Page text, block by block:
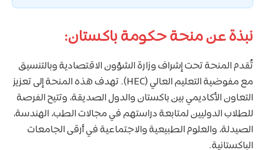
نبذة عن منحة حكومة باكستان:
تُقدم المنحة تحت إشراف وزارة الشؤون الاقتصادية وبالتنسيق
مع مفوضية التعليم العالي (HEC). تهدف هذه المنحة إلى تعزيز
التعاون الأكاديمي بين باكستان والدول الصديقة، وتتيح الفرصة
للطلاب الدوليين لمتابعة دراستهم في مجالات الطب، الهندسة،
الصيدلة، والعلوم الطبيعية والاجتماعية في أرقى الجامعات
الباكستانية.